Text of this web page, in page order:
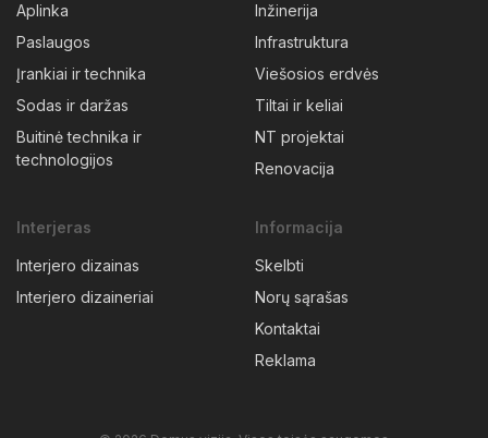
Aplinka
Paslaugos
Įrankiai ir technika
Sodas ir daržas
Buitinė technika ir
technologijos
Inžinerija
Infrastruktura
Viešosios erdvės
Tiltai ir keliai
NT projektai
Renovacija
Interjeras
Interjero dizainas
Interjero dizaineriai
Informacija
Skelbti
Norų sąrašas
Kontaktai
Reklama